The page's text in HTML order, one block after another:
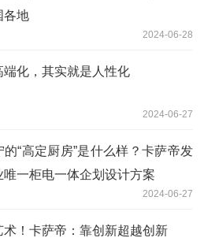
各地
2024-06-28
端化，其实就是人性化
2024-06-27
的“高定厨房”是什么样？卡萨帝发
唯一柜电一体企划设计方案
2024-06-27
术！卡萨帝：靠创新超越创新